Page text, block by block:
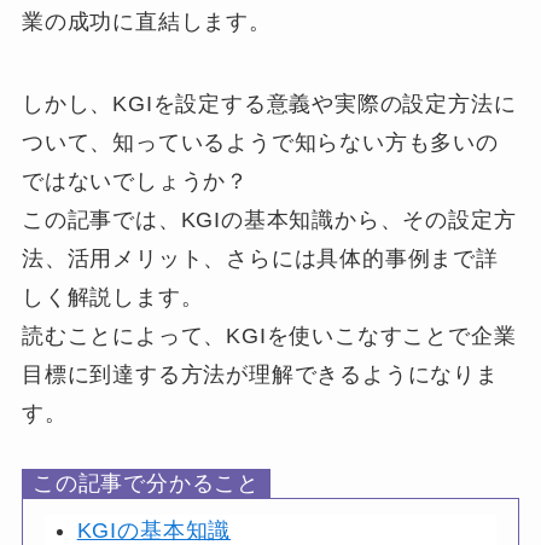
業の成功に直結します。
しかし、KGIを設定する意義や実際の設定方法に
ついて、知っているようで知らない方も多いの
ではないでしょうか？
この記事では、KGIの基本知識から、その設定方
法、活用メリット、さらには具体的事例まで詳
しく解説します。
読むことによって、KGIを使いこなすことで企業
目標に到達する方法が理解できるようになりま
す。
この記事で分かること
KGIの基本知識